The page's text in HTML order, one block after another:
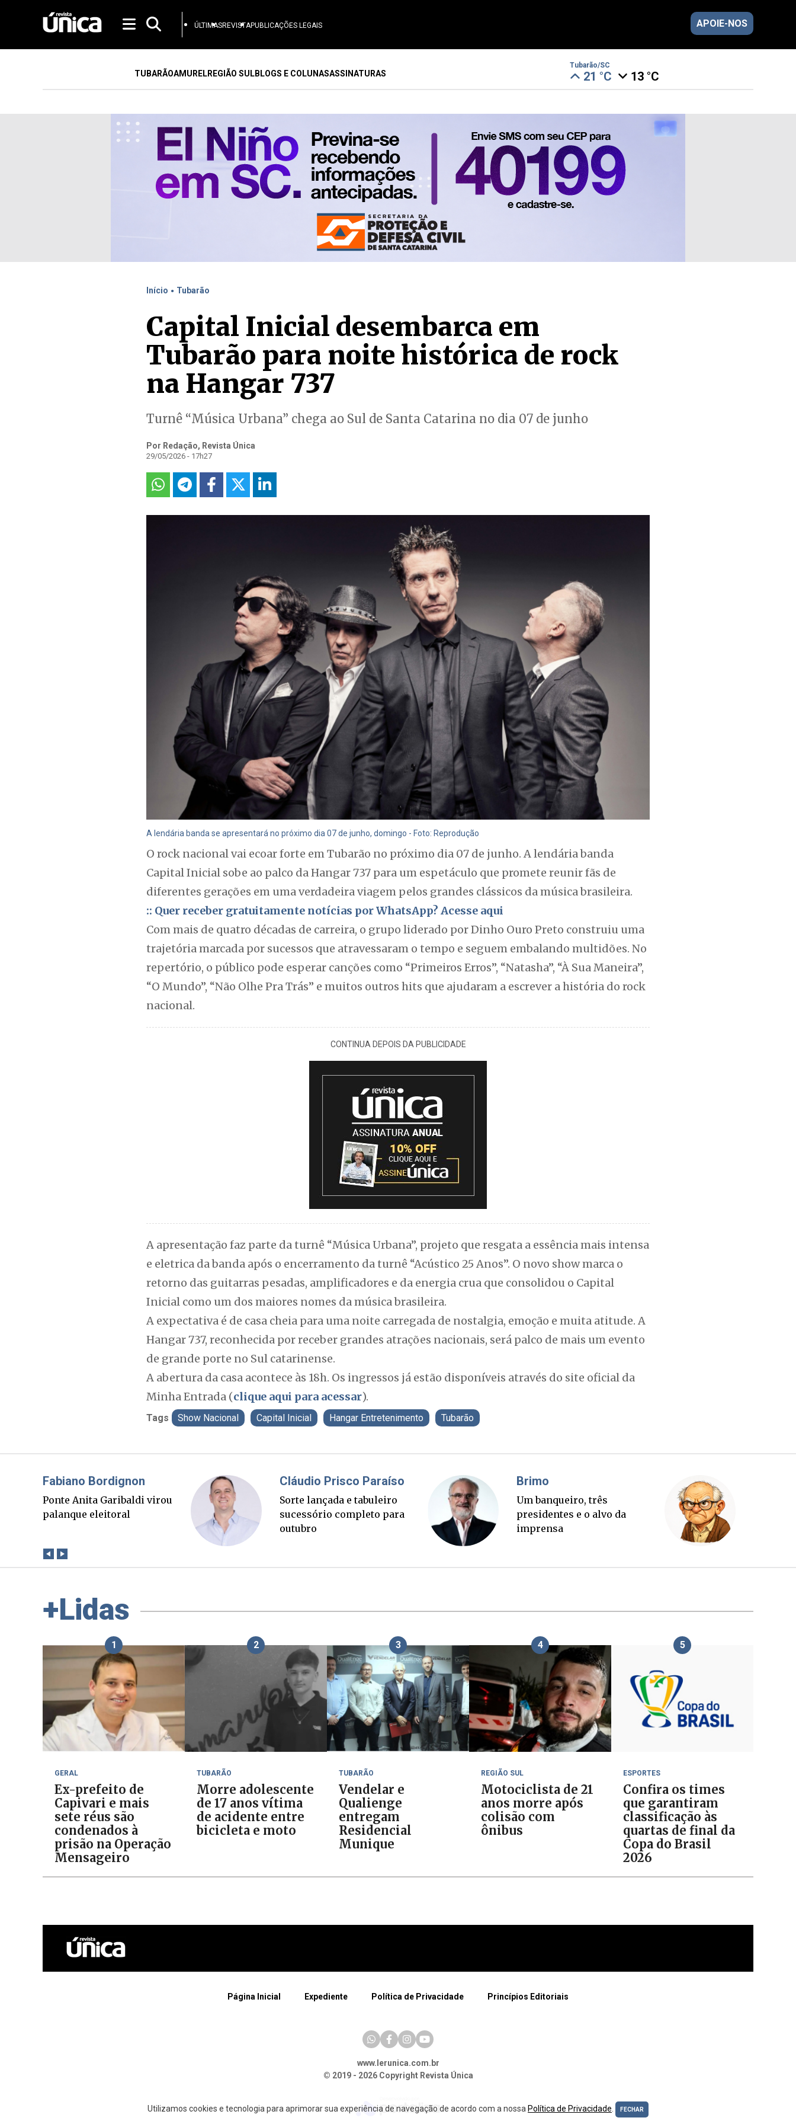
ÚLTIMASREVISTAPUBLICAÇÕES LEGAIS APOIE-NOS
TUBARÃOAMURELREGIÃO SULBLOGS E COLUNASASSINATURAS
Tubarão/SC
21 °C 13 °C
Início . Tubarão
Capital Inicial desembarca em
Tubarão para noite histórica de rock
na Hangar 737
Turnê “Música Urbana” chega ao Sul de Santa Catarina no dia 07 de junho
Por Redação, Revista Única
29/05/2026 - 17h27
A lendária banda se apresentará no próximo dia 07 de junho, domingo - Foto: Reprodução
O rock nacional vai ecoar forte em Tubarão no próximo dia 07 de junho. A lendária banda
Capital Inicial sobe ao palco da Hangar 737 para um espetáculo que promete reunir fãs de
diferentes gerações em uma verdadeira viagem pelos grandes clássicos da música brasileira.
:: Quer receber gratuitamente notícias por WhatsApp? Acesse aqui
Com mais de quatro décadas de carreira, o grupo liderado por Dinho Ouro Preto construiu uma
trajetória marcada por sucessos que atravessaram o tempo e seguem embalando multidões. No
repertório, o público pode esperar canções como “Primeiros Erros”, “Natasha”, “À Sua Maneira”,
“O Mundo”, “Não Olhe Pra Trás” e muitos outros hits que ajudaram a escrever a história do rock
nacional.
CONTINUA DEPOIS DA PUBLICIDADE
A apresentação faz parte da turnê “Música Urbana”, projeto que resgata a essência mais intensa
e eletrica da banda após o encerramento da turnê “Acústico 25 Anos”. O novo show marca o
retorno das guitarras pesadas, amplificadores e da energia crua que consolidou o Capital
Inicial como um dos maiores nomes da música brasileira.
A expectativa é de casa cheia para uma noite carregada de nostalgia, emoção e muita atitude. A
Hangar 737, reconhecida por receber grandes atrações nacionais, será palco de mais um evento
de grande porte no Sul catarinense.
A abertura da casa acontece às 18h. Os ingressos já estão disponíveis através do site oficial da
Minha Entrada (clique aqui para acessar).
Tags Show Nacional Capital Inicial Hangar Entretenimento Tubarão
Misael Elias
O Boato corre mais rápido
que a verdade. Mas quem
Fabiano Bordignon
Ponte Anita Garibaldi virou
palanque eleitoral
Cláudio Prisco Paraíso
Sorte lançada e tabuleiro
sucessório completo para
outubro
+Lidas
1
GERAL
Ex-prefeito de
Capivari e mais
sete réus são
condenados à
prisão na Operação
Mensageiro
2
TUBARÃO
Morre adolescente
de 17 anos vítima
de acidente entre
bicicleta e moto
3
TUBARÃO
Vendelar e
Qualienge
entregam
Residencial
Munique
4
REGIÃO SUL
Motociclista de 21
anos morre após
colisão com
ônibus
5
ESPORTES
Confira os times
que garantiram
classificação às
quartas de final da
Copa do Brasil
2026
Página Inicial Expediente Política de Privacidade Princípios Editoriais
www.lerunica.com.br
© 2019 - 2026 Copyright Revista Única
Utilizamos cookies e tecnologia para aprimorar sua experiência de navegação de acordo com a nossa Política de Privacidade FECHAR